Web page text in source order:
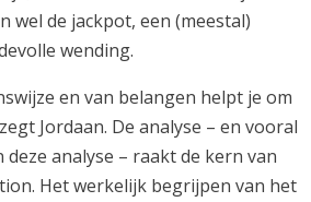
wel de jackpot, een (meestal)
wending.
en van belangen helpt je om
Jordaan. De analyse – en vooral
analyse – raakt de kern van
Het werkelijk begrijpen van het